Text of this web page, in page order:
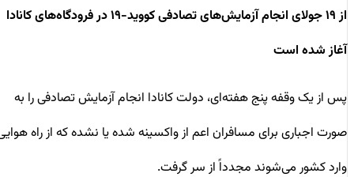
از ۱۹ جولای انجام آزمایش‌های تصادفی کووید-۱۹ در فرودگاه‌های کانادا
آغاز شده است
پس از یک وقفه پنج هفته‌ای، دولت کانادا انجام آزمایش تصادفی را به
صورت اجباری برای مسافران اعم از واکسینه شده یا نشده که از راه هوایی
وارد کشور می‌شوند مجدداً از سر گرفت.